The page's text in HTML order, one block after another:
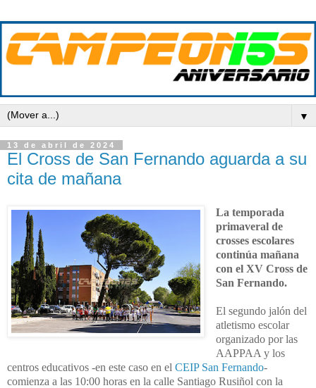
▼
13 de abril de 2024
El Cross de San Fernando aguarda a su
cita de mañana
La temporada
primaveral de
crosses escolares
continúa mañana
con el XV Cross de
San Fernando.
El segundo jalón del
atletismo escolar
organizado por las
AAPPAA y los
centros educativos -en este caso en el CEIP San Fernando-
comienza a las 10:00 horas en la calle Santiago Rusiñol con la